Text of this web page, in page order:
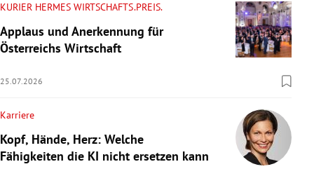
KURIER HERMES WIRTSCHAFTS.PREIS.
Applaus und Anerkennung für
Österreichs Wirtschaft
25.07.2026
Karriere
Kopf, Hände, Herz: Welche
Fähigkeiten die KI nicht ersetzen kann